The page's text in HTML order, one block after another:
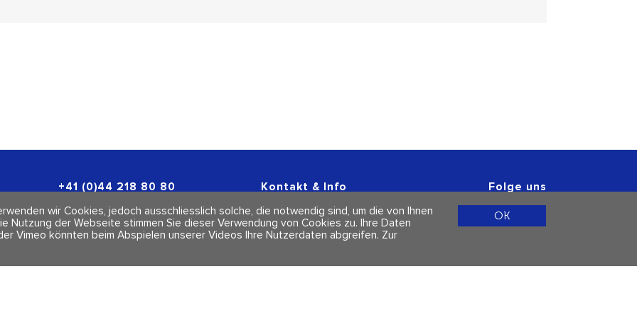
+41 (0)44 218 80 80
Kontakt & Info
Impressum & Datenschutz
AGBs
Folge uns
wir Cookies, jedoch ausschliesslich solche, die notwendig sind, um die von Ihnen
Nutzung der Webseite stimmen Sie dieser Verwendung von Cookies zu. Ihre Daten
Vimeo könnten beim Abspielen unserer Videos Ihre Nutzerdaten abgreifen. Zur
OK